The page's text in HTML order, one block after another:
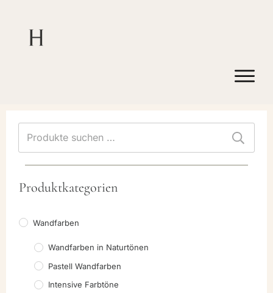
nach:
Produktkategorien
Wandfarben
Wandfarben in Naturtönen
Pastell Wandfarben
Intensive Farbtöne